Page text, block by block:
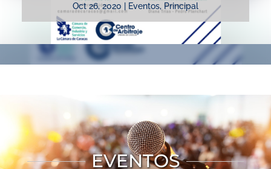
Oct 26, 2020 Eventos, Principal
EVENTOS